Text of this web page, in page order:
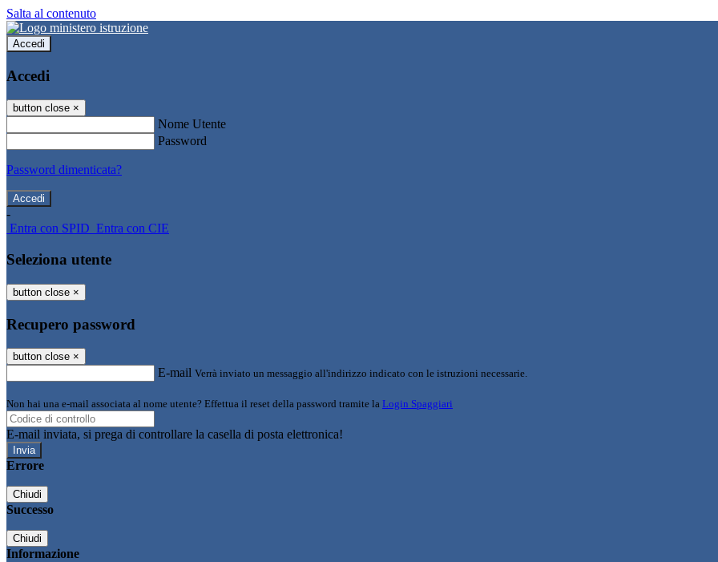
Salta al contenuto
Accedi
Accedi
button close ×
Nome Utente
Password
Password dimenticata?
-
Entra con SPID Entra con CIE
Seleziona utente
button close ×
Recupero password
button close ×
E-mail Verrà inviato un messaggio all'indirizzo indicato con le istruzioni necessarie.
Non hai una e-mail associata al nome utente? Effettua il reset della password tramite la Login Spaggiari
E-mail inviata, si prega di controllare la casella di posta elettronica!
Errore
Chiudi
Successo
Chiudi
Informazione